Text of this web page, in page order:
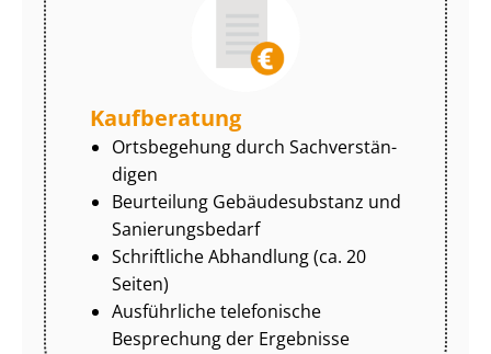
Kaufberatung
Ortsbegehung durch Sach­ver­stän­
di­gen
Beurteilung Gebäudesubstanz und
Sa­nie­rungs­be­darf
Schriftliche Abhandlung (ca. 20
Seiten)
Ausführliche telefonische
Besprechung der Ergebnisse